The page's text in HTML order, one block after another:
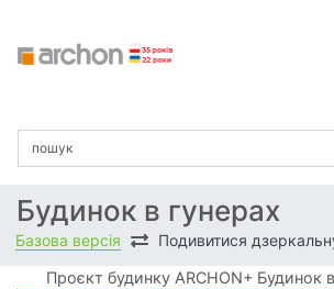
Будинок в гунерах
Базова версія Подивитися
Проєкт будинку ARCHON+ Будинок